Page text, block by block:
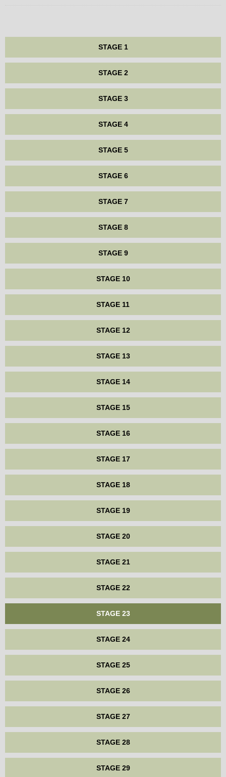
STAGE 1
STAGE 2
STAGE 3
STAGE 4
STAGE 5
STAGE 6
STAGE 7
STAGE 8
STAGE 9
STAGE 10
STAGE 11
STAGE 12
STAGE 13
STAGE 14
STAGE 15
STAGE 16
STAGE 17
STAGE 18
STAGE 19
STAGE 20
STAGE 21
STAGE 22
STAGE 23
STAGE 24
STAGE 25
STAGE 26
STAGE 27
STAGE 28
STAGE 29